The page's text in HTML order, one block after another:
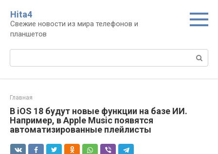
контенту
Нita4
Свежие новости из мира телефонов и
планшетов
Поиск:
Главная
В iOS 18 будут новые функции на базе ИИ.
Например, в Apple Music появятся
автоматизированные плейлисты